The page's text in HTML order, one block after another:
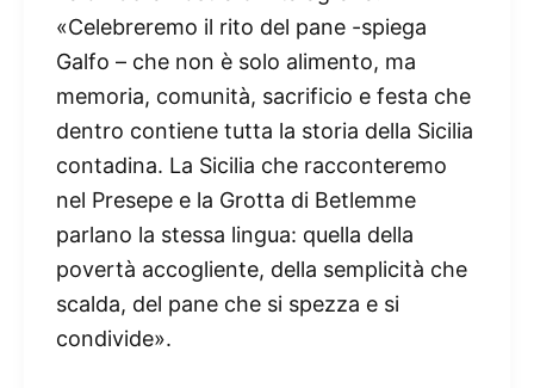
«Celebreremo il rito del pane -spiega
Galfo – che non è solo alimento, ma
memoria, comunità, sacrificio e festa che
dentro contiene tutta la storia della Sicilia
contadina. La Sicilia che racconteremo
nel Presepe e la Grotta di Betlemme
parlano la stessa lingua: quella della
povertà accogliente, della semplicità che
scalda, del pane che si spezza e si
condivide».